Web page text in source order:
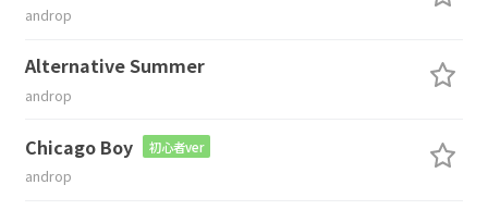
androp
Alternative Summer
androp
Chicago Boy 初心者ver
androp